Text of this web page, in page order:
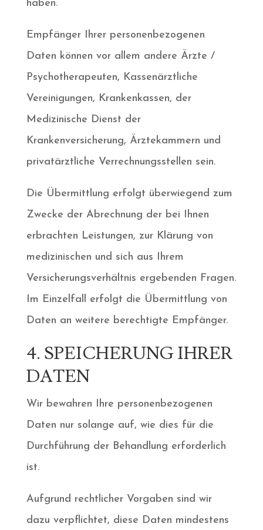
haben.
Empfänger Ihrer personenbezogenen
Daten können vor allem andere Ärzte /
Psychotherapeuten, Kassenärztliche
Vereinigungen, Krankenkassen, der
Medizinische Dienst der
Krankenversicherung, Ärztekammern und
privatärztliche Verrechnungsstellen sein.
Die Übermittlung erfolgt überwiegend zum
Zwecke der Abrechnung der bei Ihnen
erbrachten Leistungen, zur Klärung von
medizinischen und sich aus Ihrem
Versicherungsverhältnis ergebenden Fragen.
Im Einzelfall erfolgt die Übermittlung von
Daten an weitere berechtigte Empfänger.
4. SPEICHERUNG IHRER
DATEN
Wir bewahren Ihre personenbezogenen
Daten nur solange auf, wie dies für die
Durchführung der Behandlung erforderlich
ist.
Aufgrund rechtlicher Vorgaben sind wir
dazu verpflichtet, diese Daten mindestens